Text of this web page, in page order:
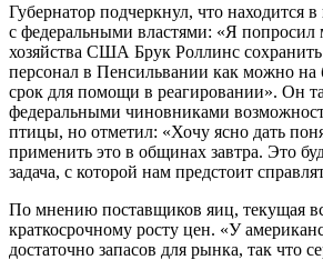
Губернатор подчеркнул, что находится
с федеральными властями: «Я попросил
хозяйства США Брук Роллинс
персонал в Пенсильвании как можно на
срок для помощи в реагировании». Он
федеральными чиновниками
птицы, но отметил: «Хочу ясно дать
применить это в общинах завтра. Это
задача, с которой нам предстоит
По мнению поставщиков яиц, текущая
краткосрочному росту цен. «У
достаточно запасов для рынка, так что